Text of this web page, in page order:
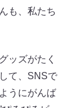
も、私たち
ッズがたく
て、SNSで
うにがんば